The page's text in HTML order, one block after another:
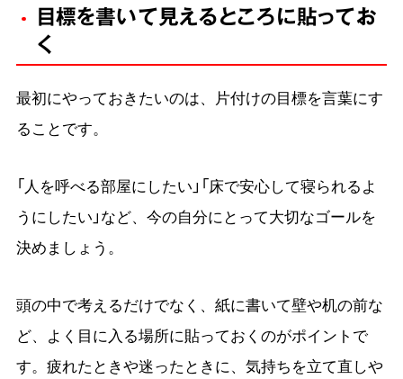
目標を書いて見えるところに貼ってお
く
最初にやっておきたいのは、片付けの目標を言葉にす
ることです。
「人を呼べる部屋にしたい」「床で安心して寝られるよ
うにしたい」など、今の自分にとって大切なゴールを
決めましょう。
頭の中で考えるだけでなく、紙に書いて壁や机の前な
ど、よく目に入る場所に貼っておくのがポイントで
す。疲れたときや迷ったときに、気持ちを立て直しや